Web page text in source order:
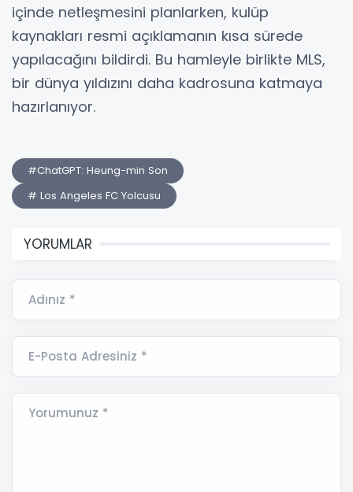
içinde netleşmesini planlarken, kulüp
kaynakları resmi açıklamanın kısa sürede
yapılacağını bildirdi. Bu hamleyle birlikte MLS,
bir dünya yıldızını daha kadrosuna katmaya
hazırlanıyor.
#ChatGPT: Heung-min Son
# Los Angeles FC Yolcusu
YORUMLAR
Adınız *
E-Posta Adresiniz *
Yorumunuz *